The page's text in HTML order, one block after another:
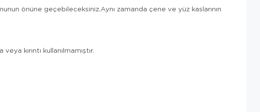
önüne geçebileceksiniz.Aynı zamanda çene ve yüz kaslarının
kırıntı kullanılmamıştır.